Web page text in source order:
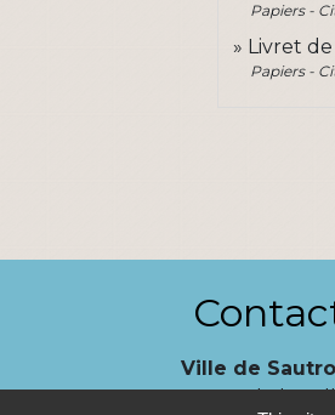
Papiers -
Livret
Papiers -
Ville de
14, rue de la